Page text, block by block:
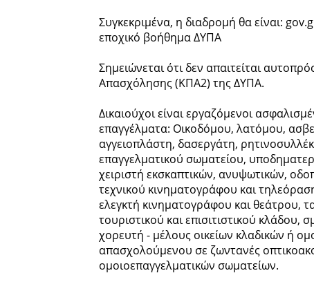
Συγκεκριμένα, η διαδρομή θα είναι:
εποχικό βοήθημα ΔΥΠΑ
Σημειώνεται ότι δεν απαιτείται
Απασχόλησης (ΚΠΑ2) της ΔΥΠΑ.
Δικαιούχοι είναι εργαζόμενοι
επαγγέλματα: Οικοδόμου, λατόμου,
αγγειοπλάστη, δασεργάτη,
επαγγελματικού σωματείου,
χειριστή εκσκαπτικών, ανυψωτικών,
τεχνικού κινηματογράφου και
ελεγκτή κινηματογράφου και θεάτρου,
τουριστικού και επισιτιστικού
χορευτή - μέλους οικείων κλαδικών ή
απασχολούμενου σε ζωντανές
ομοιοεπαγγελματικών σωματείων.